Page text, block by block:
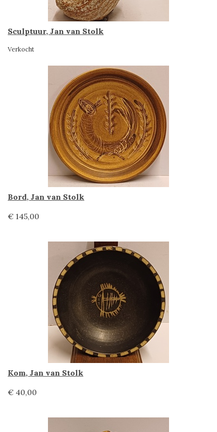
Sculptuur, Jan van Stolk
Verkocht
Bord, Jan van Stolk
€ 145,00
Kom, Jan van Stolk
€ 40,00